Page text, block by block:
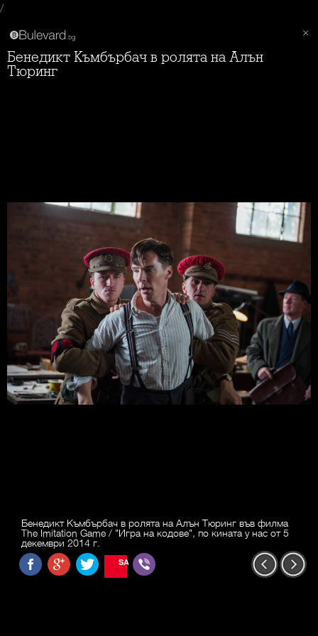
/
Бенедикт Къмбърбач в ролята на Алън
Тюринг
Бенедикт Къмбърбач в ролята на Алън Тюринг във филма
The Imitation Game / "Игра на кодове", по кината у нас от 5
декември 2014 г.
SAVE